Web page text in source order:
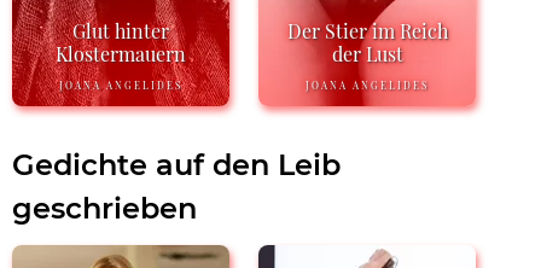
Glut hinter
Klostermauern
JOANA ANGELIDES
Der Stier im Reich
der Lust
JOANA ANGELIDES
Gedichte auf den Leib
geschrieben